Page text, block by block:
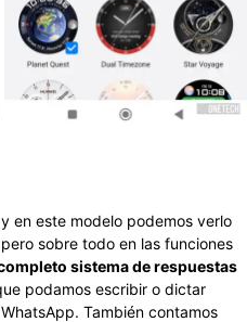
en este modelo podemos verlo
sobre todo en las funciones
sistema de respuestas
podamos escribir o dictar
También contamos